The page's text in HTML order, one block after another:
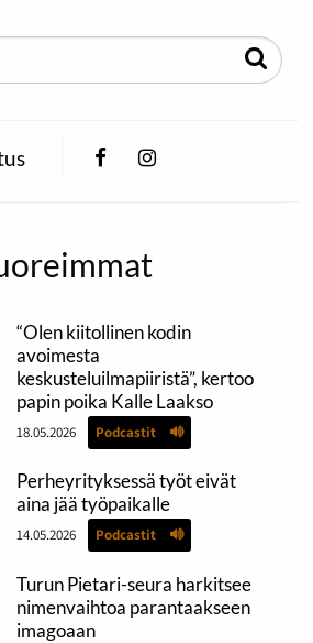
FacebookInstagram
“Olen kiitollinen kodin
avoimesta
keskusteluilmapiiristä”, kertoo
papin poika Kalle Laakso
18.05.2026 Podcastit
Perheyrityksessä työt eivät
aina jää työpaikalle
14.05.2026 Podcastit
Turun Pietari-seura harkitsee
nimenvaihtoa parantaakseen
imagoaan